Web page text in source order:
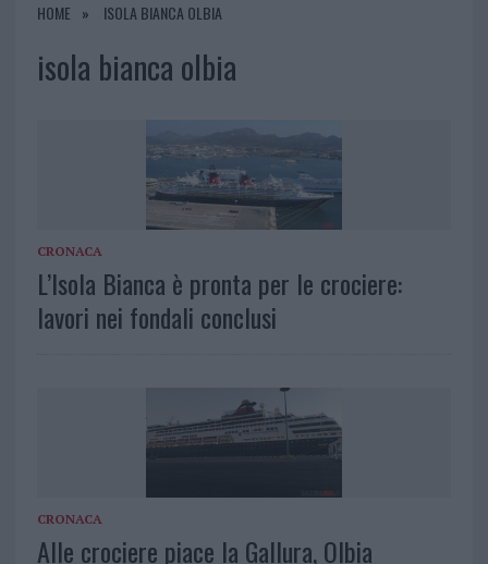
HOME ISOLA BIANCA OLBIA
isola bianca olbia
CRONACA
L’Isola Bianca è pronta per le crociere:
lavori nei fondali conclusi
CRONACA
Alle crociere piace la Gallura, Olbia